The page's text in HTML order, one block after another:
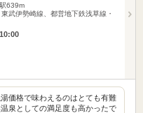
639m
武伊勢崎線、都営地下鉄浅草線・
価格で味わえるのはとても有難
泉としての満足度も高かったで